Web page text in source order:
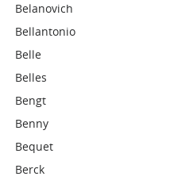
Belanovich
Bellantonio
Belle
Belles
Bengt
Benny
Bequet
Berck